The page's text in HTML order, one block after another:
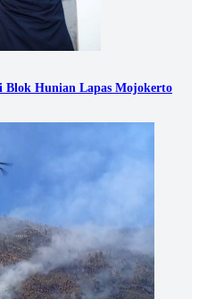
Blok Hunian Lapas Mojokerto